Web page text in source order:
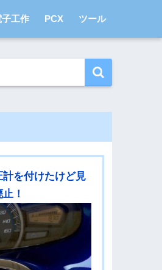
子工作 PCX ツール
計を付けたけど見
！